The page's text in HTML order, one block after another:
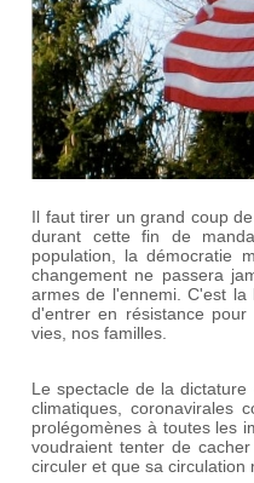
Il faut tirer un grand coup
durant cette fin de
population, la démocratie
changement ne passera
armes de l'ennemi. C'est
d'entrer en résistance
vies, nos familles.
Le spectacle de la
climatiques, coronavirales
prolégomènes à toutes les
voudraient tenter de
circuler et que sa circulation